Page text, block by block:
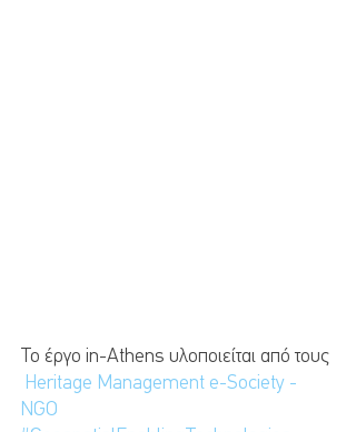
Το έργο in-Athens υλοποιείται από τους
Heritage Management e-Society -
NGO